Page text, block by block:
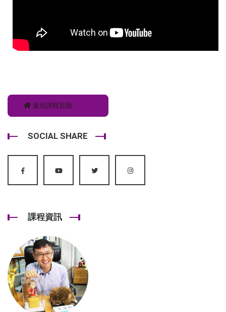
返回課程頁面
SOCIAL SHARE
課程資訊